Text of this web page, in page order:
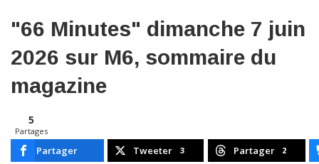
"66 Minutes" dimanche 7 juin
2026 sur M6, sommaire du
magazine
5
Partages
Partager Tweeter 3 Partager 2